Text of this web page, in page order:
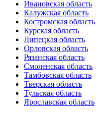
Ивановская область
Калужская область
Костромская область
Курская область
Липецкая область
Орловская область
Рязанская область
Смоленская область
Тамбовская область
Тверская область
Тульская область
Ярославская область